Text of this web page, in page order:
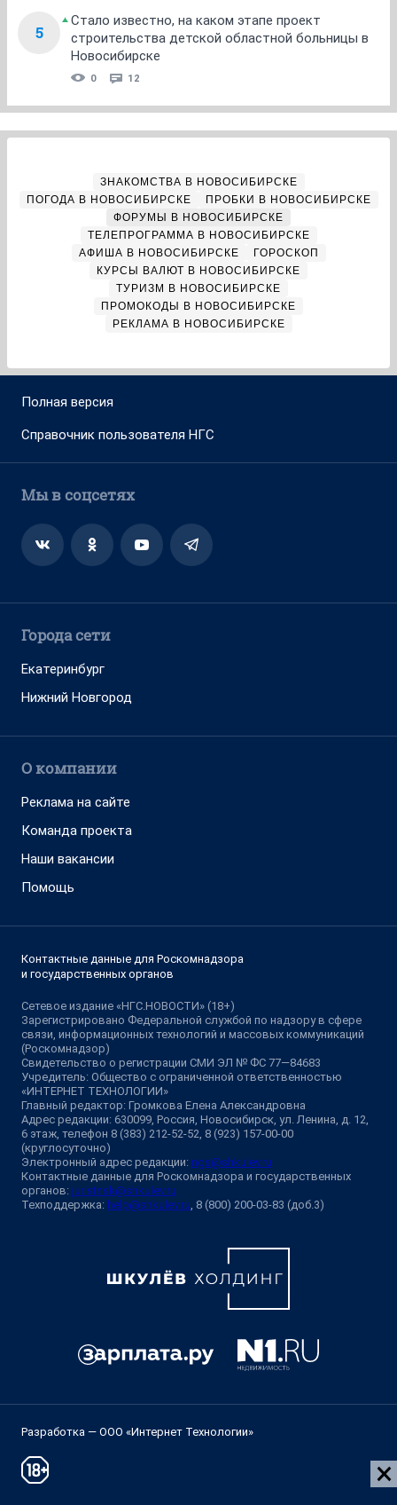
5
Стало известно, на каком этапе проект
строительства детской областной больницы в
Новосибирске
0 12
ЗНАКОМСТВА В НОВОСИБИРСКЕ
ПОГОДА В НОВОСИБИРСКЕ
ПРОБКИ В НОВОСИБИРСКЕ
ФОРУМЫ В НОВОСИБИРСКЕ
ТЕЛЕПРОГРАММА В НОВОСИБИРСКЕ
АФИША В НОВОСИБИРСКЕ
ГОРОСКОП
КУРСЫ ВАЛЮТ В НОВОСИБИРСКЕ
ТУРИЗМ В НОВОСИБИРСКЕ
ПРОМОКОДЫ В НОВОСИБИРСКЕ
РЕКЛАМА В НОВОСИБИРСКЕ
Полная версия
Справочник пользователя НГС
Мы в соцсетях
Города сети
Екатеринбург
Нижний Новгород
О компании
Реклама на сайте
Команда проекта
Наши вакансии
Помощь
Контактные данные для Роскомнадзора
и государственных органов
Сетевое издание «НГС.НОВОСТИ» (18+)
Зарегистрировано Федеральной службой по надзору в сфере
связи, информационных технологий и массовых коммуникаций
(Роскомнадзор)
Свидетельство о регистрации СМИ ЭЛ № ФС 77—84683
Учредитель: Общество с ограниченной ответственностью
«ИНТЕРНЕТ ТЕХНОЛОГИИ»
Главный редактор: Громкова Елена Александровна
Адрес редакции: 630099, Россия, Новосибирск, ул. Ленина, д. 12,
6 этаж, телефон 8 (383) 212-52-52, 8 (923) 157-00-00
(круглосуточно)
Электронный адрес редакции: ngs@shkulev.ru
Контактные данные для Роскомнадзора и государственных
органов: juristnsk@shkulev.ru
Техподдержка: help@shkulev.ru , 8 (800) 200-03-83 (доб.3)
Разработка — ООО «Интернет Технологии»